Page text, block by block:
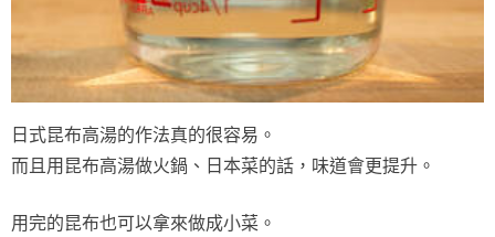
日式昆布高湯的作法真的很容易。
而且用昆布高湯做火鍋、日本菜的話，味道會更提升。
用完的昆布也可以拿來做成小菜。